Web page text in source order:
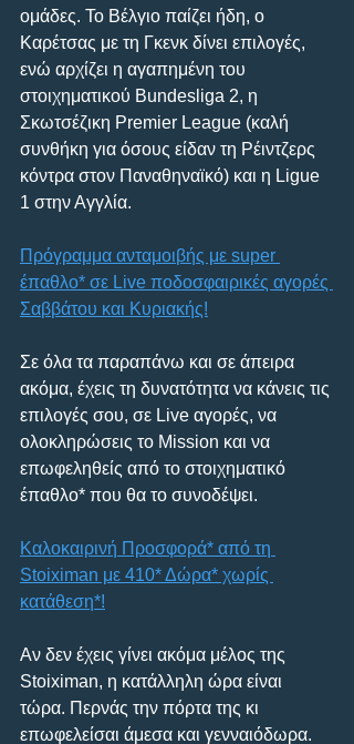
ομάδες. Το Βέλγιο παίζει ήδη, ο
Καρέτσας με τη Γκενκ δίνει επιλογές,
ενώ αρχίζει η αγαπημένη του
στοιχηματικού Bundesliga 2, η
Σκωτσέζικη Premier League (καλή
συνθήκη για όσους είδαν τη Ρέιντζερς
κόντρα στον Παναθηναϊκό) και η Ligue
1 στην Αγγλία.
Πρόγραμμα ανταμοιβής με super
έπαθλο* σε Live ποδοσφαιρικές αγορές
Σαββάτου και Κυριακής!
Σε όλα τα παραπάνω και σε άπειρα
ακόμα, έχεις τη δυνατότητα να κάνεις τις
επιλογές σου, σε Live αγορές, να
ολοκληρώσεις το Mission και να
επωφεληθείς από το στοιχηματικό
έπαθλο* που θα το συνοδέψει.
Καλοκαιρινή Προσφορά* από τη
Stoiximan με 410* Δώρα* χωρίς
κατάθεση*!
Αν δεν έχεις γίνει ακόμα μέλος της
Stoiximan, η κατάλληλη ώρα είναι
τώρα. Περνάς την πόρτα της κι
επωφελείσαι άμεσα και γενναιόδωρα.